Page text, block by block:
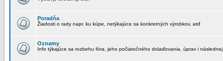
Poradňa
Žiadosti o rady napr. ku kúpe, netýkajúce sa konkretných výrobkov, atď
Oznamy
Info týkajúce sa rozbehu fóra, jeho počiatočného dolaďovania, úprav i